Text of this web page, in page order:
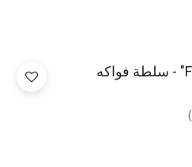
Fruit Salad (pc) "Go Fresh" - سلطة فواكه
)